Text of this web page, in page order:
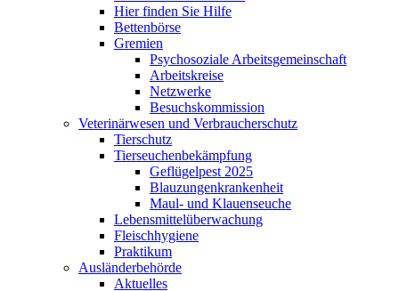
Hier finden Sie Hilfe
Bettenbörse
Gremien
Psychosoziale Arbeits­gemeinschaft
Arbeitskreise
Netzwerke
Besuchskommission
Veterinärwesen und Verbraucherschutz
Tierschutz
Tierseuchenbekämpfung
Geflügelpest 2025
Blauzungenkrankenheit
Maul- und Klauenseuche
Lebensmittelüberwachung
Fleischhygiene
Praktikum
Ausländerbehörde
Aktuelles